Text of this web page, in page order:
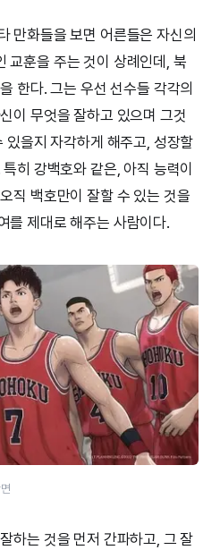
만화들을 보면 어른들은 자신의
교훈을 주는 것이 상례인데, 북
한다. 그는 우선 선수들 각각의
이 무엇을 잘하고 있으며 그것
있을지 자각하게 해주고, 성장할
히 강백호와 같은, 아직 능력이
직 백호만이 잘할 수 있는 것을
를 제대로 해주는 사람이다.
하는 것을 먼저 간파하고, 그 잘